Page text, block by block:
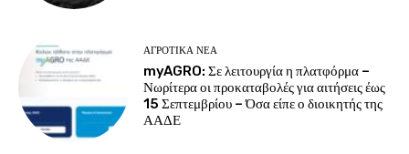
ΑΓΡΟΤΙΚΆ ΝΈΑ
myAGRO: Σε λειτουργία η πλατφόρμα –
Νωρίτερα οι προκαταβολές για αιτήσεις έως
15 Σεπτεμβρίου – Όσα είπε ο διοικητής της
ΑΑΔΕ